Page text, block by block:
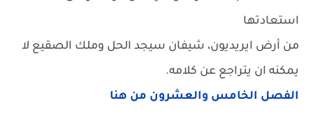
استعادتها
من أرض ايريديون، شيفان سيجد الحل وملك الصقيع لا
يمكنه ان يتراجع عن كلامه.
الفصل الخامس والعشرون من هنا